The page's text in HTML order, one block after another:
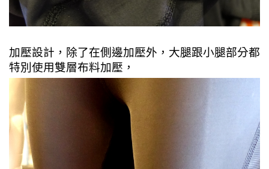
加壓設計，除了在側邊加壓外，大腿跟小腿部分都
特別使用雙層布料加壓，